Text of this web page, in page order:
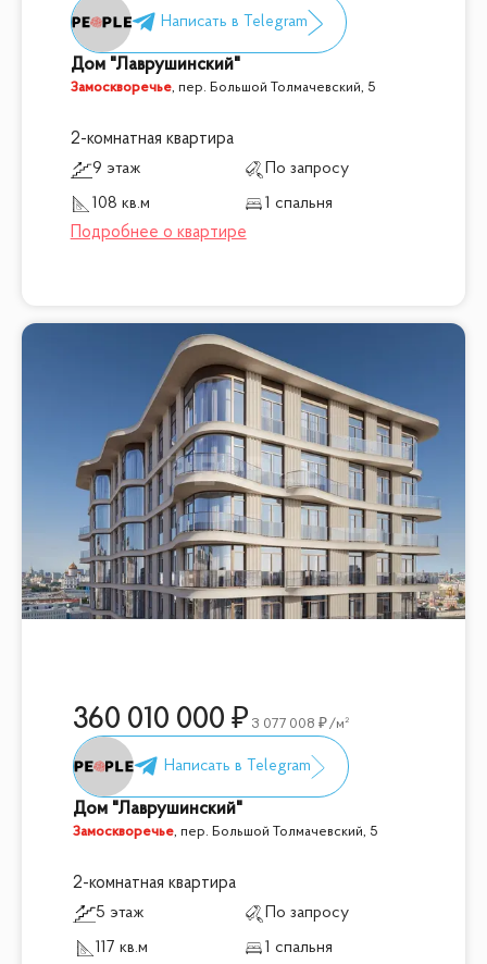
Дом "Лаврушинский"
Замоскворечье, пер. Большой Толмачевский, 5
2-комнатная квартира
9 этаж
По запросу
108 кв.м
1 спальня
360 010 000 3 077 008 /м²
Дом "Лаврушинский"
Замоскворечье,пер. Большой Толмачевский, 5
2-комнатная квартира
5 этаж
По запросу
117 кв.м
1 спальня